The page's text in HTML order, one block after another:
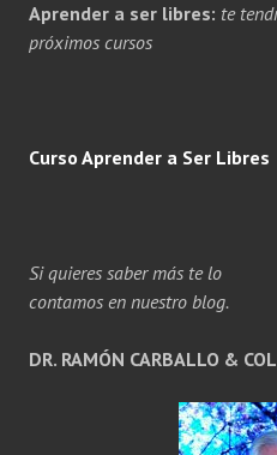
Aprender a ser libres: te
próximos cursos
Curso Aprender a Ser Libres
Si quieres saber más te lo
contamos en nuestro blog.
DR. RAMÓN CARBALLO &